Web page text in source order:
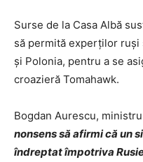
Surse de la Casa Albă
să permită experţilor ruşi
şi Polonia, pentru a se
croazieră Tomahawk.
Bogdan Aurescu,
nonsens să afirmi că un
îndreptat împotriva